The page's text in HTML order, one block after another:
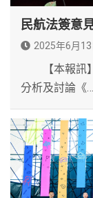
民航法簽意
2025年6月13
【本報訊】
分析及討論《…